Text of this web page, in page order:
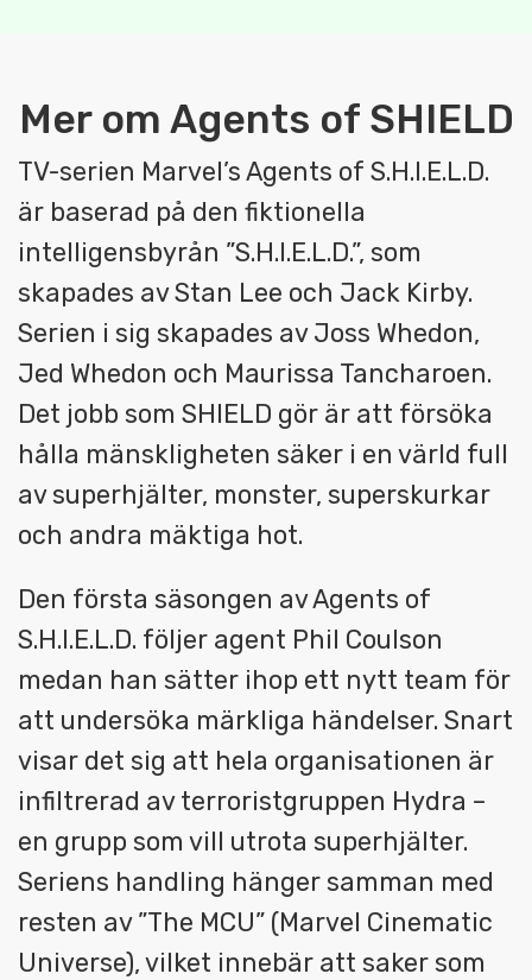
Mer om Agents of SHIELD
TV-serien Marvel’s Agents of S.H.I.E.L.D.
är baserad på den fiktionella
intelligensbyrån ”S.H.I.E.L.D.”, som
skapades av Stan Lee och Jack Kirby.
Serien i sig skapades av Joss Whedon,
Jed Whedon och Maurissa Tancharoen.
Det jobb som SHIELD gör är att försöka
hålla mänskligheten säker i en värld full
av superhjälter, monster, superskurkar
och andra mäktiga hot.
Den första säsongen av Agents of
S.H.I.E.L.D. följer agent Phil Coulson
medan han sätter ihop ett nytt team för
att undersöka märkliga händelser. Snart
visar det sig att hela organisationen är
infiltrerad av terroristgruppen Hydra –
en grupp som vill utrota superhjälter.
Seriens handling hänger samman med
resten av ”The MCU” (Marvel Cinematic
Universe), vilket innebär att saker som